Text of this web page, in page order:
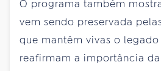
O programa também
vem sendo preservada
que mantêm vivas o
reafirmam a importância